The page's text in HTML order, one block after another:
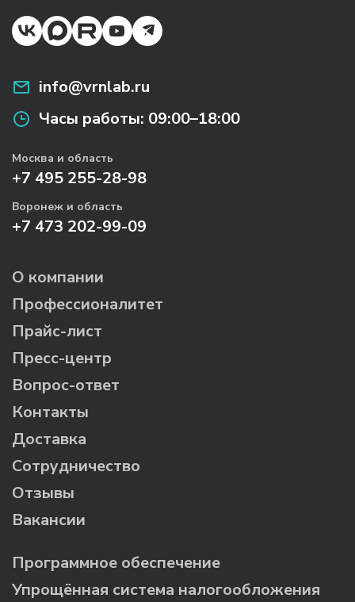
info@vrnlab.ru
Часы работы: 09:00–18:00
Москва и область
+7 495 255-28-98
Воронеж и область
+7 473 202-99-09
О компании
Профессионалитет
Прайс-лист
Пресс-центр
Вопрос-ответ
Контакты
Доставка
Сотрудничество
Отзывы
Вакансии
Программное обеспечение
Упрощённая система налогообложения